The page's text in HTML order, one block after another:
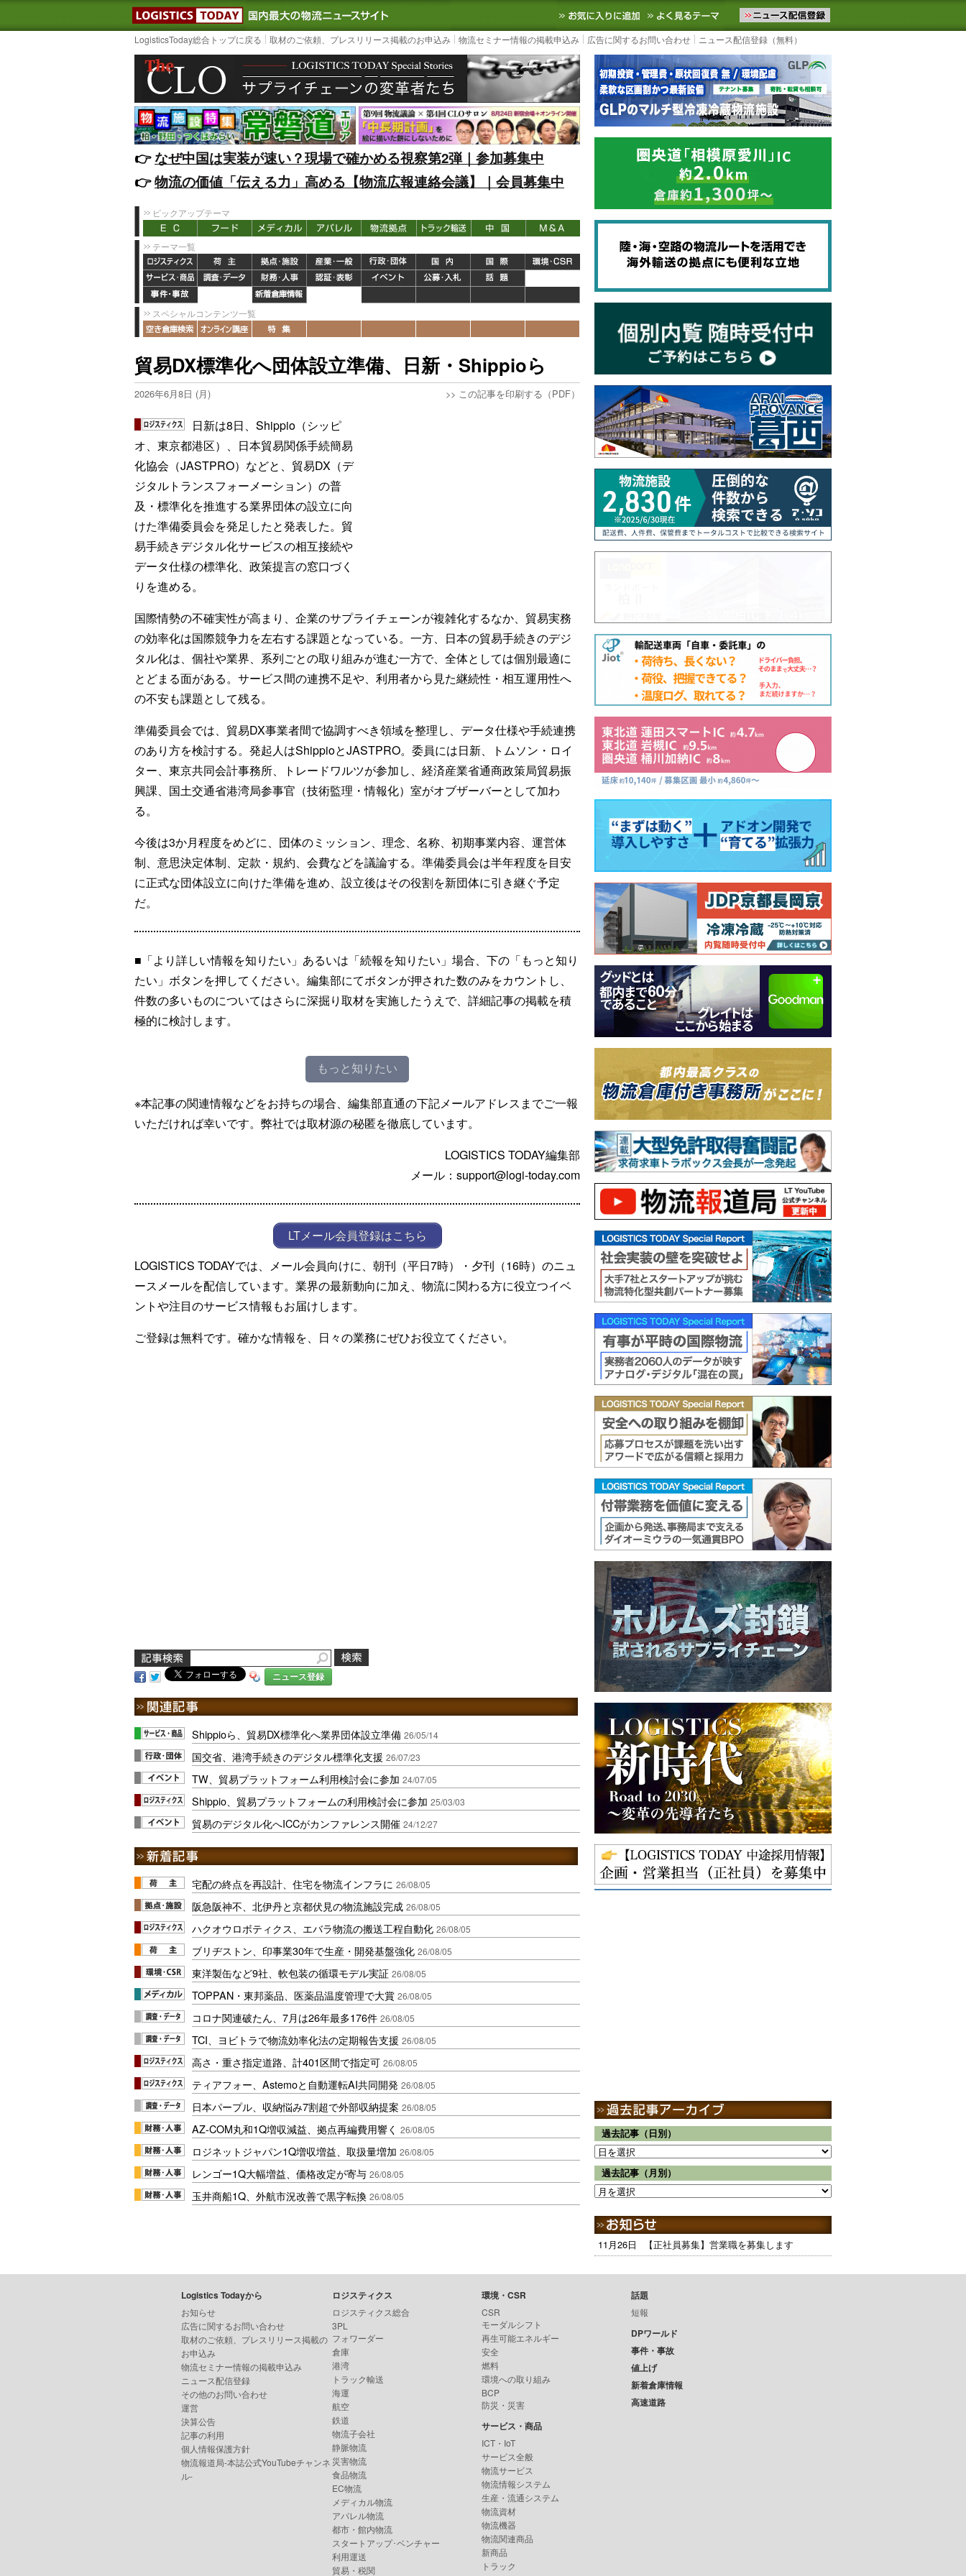
LOGISTICS TODAY｜国内最大の物流ニュースサイト3PL, SCMなど国内外の最新の物流ニュースをお届けします。物流ニュースメール配信を登録す
お気に入りに追加 よく見るテーマ
LogisticsToday総合トップに戻る 取材のご依頼、プレスリリース掲載のお申込み 物流セミナー情報の掲載申込み 広告に関するお問い合わせ ニュース配信登録（無料）
👉️なぜ中国は実装が速い？現場で確かめる視察第2弾｜参加募集中
👉️物流の価値「伝える力」高める【物流広報連絡会議】｜会員募集中
ピックアップテーマ
テーマ一覧
スペシャルコンテンツ一覧
貿易DX標準化へ団体設立準備、日新・Shippioら
2026年6月8日 (月) >> この記事を印刷する（PDF）
日新は8日、Shippio（シッピ
オ、東京都港区）、日本貿易関係手続簡易
化協会（JASTPRO）などと、貿易DX（デ
ジタルトランスフォーメーション）の普
及・標準化を推進する業界団体の設立に向
けた準備委員会を発足したと発表した。貿
易手続きデジタル化サービスの相互接続や
データ仕様の標準化、政策提言の窓口づく
りを進める。
国際情勢の不確実性が高まり、企業のサプライチェーンが複雑化するなか、貿易実務
の効率化は国際競争力を左右する課題となっている。一方、日本の貿易手続きのデジ
タル化は、個社や業界、系列ごとの取り組みが進む一方で、全体としては個別最適に
とどまる面がある。サービス間の連携不足や、利用者から見た継続性・相互運用性へ
の不安も課題として残る。
準備委員会では、貿易DX事業者間で協調すべき領域を整理し、データ仕様や手続連携
のあり方を検討する。発起人はShippioとJASTPRO。委員には日新、トムソン・ロイ
ター、東京共同会計事務所、トレードワルツが参加し、経済産業省通商政策局貿易振
興課、国土交通省港湾局参事官（技術監理・情報化）室がオブザーバーとして加わ
る。
今後は3か月程度をめどに、団体のミッション、理念、名称、初期事業内容、運営体
制、意思決定体制、定款・規約、会費などを議論する。準備委員会は半年程度を目安
に正式な団体設立に向けた準備を進め、設立後はその役割を新団体に引き継ぐ予定
だ。
■「より詳しい情報を知りたい」あるいは「続報を知りたい」場合、下の「もっと知り
たい」ボタンを押してください。編集部にてボタンが押された数のみをカウントし、
件数の多いものについてはさらに深掘り取材を実施したうえで、詳細記事の掲載を積
極的に検討します。
もっと知りたい
※本記事の関連情報などをお持ちの場合、編集部直通の下記メールアドレスまでご一報
いただければ幸いです。弊社では取材源の秘匿を徹底しています。
LOGISTICS TODAY編集部
メール：support@logi-today.com
LTメール会員登録はこちら
LOGISTICS TODAYでは、メール会員向けに、朝刊（平日7時）・夕刊（16時）のニュ
ースメールを配信しています。業界の最新動向に加え、物流に関わる方に役立つイベ
ントや注目のサービス情報もお届けします。
ご登録は無料です。確かな情報を、日々の業務にぜひお役立てください。
ニュース登録
Shippioら、貿易DX標準化へ業界団体設立準備 26/05/14
国交省、港湾手続きのデジタル標準化支援 26/07/23
TW、貿易プラットフォーム利用検討会に参加 24/07/05
Shippio、貿易プラットフォームの利用検討会に参加 25/03/03
貿易のデジタル化へICCがカンファレンス開催 24/12/27
宅配の終点を再設計、住宅を物流インフラに 26/08/05
阪急阪神不、北伊丹と京都伏見の物流施設完成 26/08/05
ハクオウロボティクス、エバラ物流の搬送工程自動化 26/08/05
ブリヂストン、印事業30年で生産・開発基盤強化 26/08/05
東洋製缶など9社、軟包装の循環モデル実証 26/08/05
TOPPAN・東邦薬品、医薬品温度管理で大賞 26/08/05
コロナ関連破たん、7月は26年最多176件 26/08/05
TCI、ヨビトラで物流効率化法の定期報告支援 26/08/05
高さ・重さ指定道路、計401区間で指定可 26/08/05
ティアフォー、Astemoと自動運転AI共同開発 26/08/05
日本パープル、収納悩み7割超で外部収納提案 26/08/05
AZ-COM丸和1Q増収減益、拠点再編費用響く 26/08/05
ロジネットジャパン1Q増収増益、取扱量増加 26/08/05
レンゴー1Q大幅増益、価格改定が寄与 26/08/05
玉井商船1Q、外航市況改善で黒字転換 26/08/05
過去記事（日別）
過去記事（月別）
11月26日 【正社員募集】営業職を募集します
Logistics Todayから
お知らせ
広告に関するお問い合わせ
取材のご依頼、プレスリリース掲載の
お申込み
物流セミナー情報の掲載申込み
ニュース配信登録
その他のお問い合わせ
運営
決算公告
記事の利用
個人情報保護方針
物流報道局-本誌公式YouTubeチャンネ
ル-
ロジスティクス
ロジスティクス総合
3PL
フォワーダー
倉庫
港湾
トラック輸送
海運
航空
鉄道
物流子会社
静脈物流
災害物流
食品物流
EC物流
メディカル物流
アパレル物流
都市・館内物流
スタートアップ･ベンチャー
利用運送
貿易・税関
環境・CSR
CSR
モーダルシフト
再生可能エネルギー
安全
燃料
環境への取り組み
BCP
防災・災害
サービス・商品
ICT・IoT
サービス全般
物流サービス
物流情報システム
生産・流通システム
物流資材
物流機器
物流関連商品
新商品
トラック
話題
短報
DPワールド
事件・事故
値上げ
新着倉庫情報
高速道路